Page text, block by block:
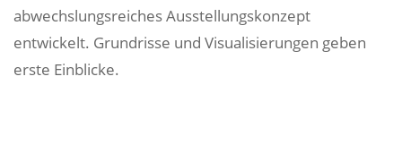
abwechslungsreiches Ausstellungskonzept
entwickelt. Grundrisse und Visualisierungen geben
erste Einblicke.